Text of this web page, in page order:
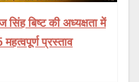
सिंह बिष्ट की अध्यक्षता में
प्रस्ताव